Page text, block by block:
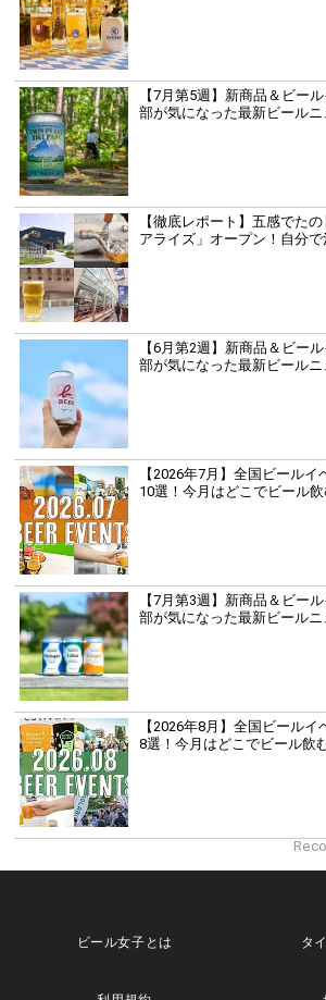
【7月第5週】新商品＆ビー
部が気になった最新ビールニ
【徹底レポート】五感でた
アライズ」オープン！自分で
【6月第2週】新商品＆ビー
部が気になった最新ビールニ
【2026年7月】全国ビール
10選！今月はどこでビール飲
【7月第3週】新商品＆ビー
部が気になった最新ビールニ
【2026年8月】全国ビール
8選！今月はどこでビール飲
ビール女子とは タ